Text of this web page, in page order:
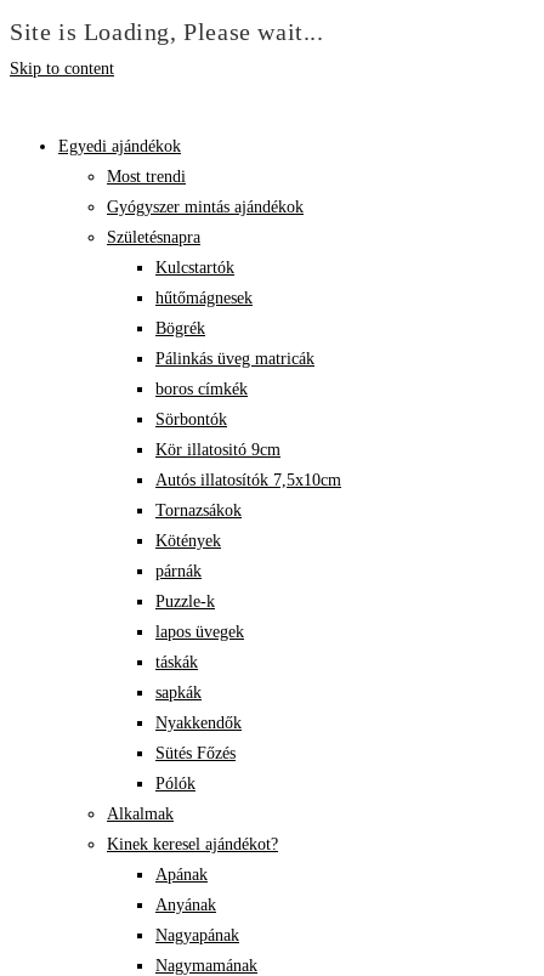
Site is Loading, Please wait...
Skip to content
Egyedi ajándékok
Most trendi
Gyógyszer mintás ajándékok
Születésnapra
Kulcstartók
hűtőmágnesek
Bögrék
Pálinkás üveg matricák
boros címkék
Sörbontók
Kör illatositó 9cm
Autós illatosítók 7,5x10cm
Tornazsákok
Kötények
párnák
Puzzle-k
lapos üvegek
táskák
sapkák
Nyakkendők
Sütés Főzés
Pólók
Alkalmak
Kinek keresel ajándékot?
Apának
Anyának
Nagyapának
Nagymamának